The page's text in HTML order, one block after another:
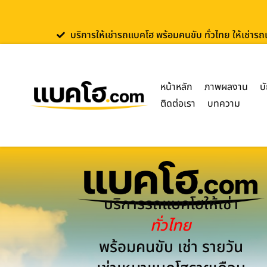
บริการให้เช่ารถแบคโฮ พร้อมคนขับ ทั่วไทย ให้เช่า
หน้าหลัก ภาพผลงาน
ติดต่อเรา
บทความ
บริการรถแบคโฮให้เช่า
ทั่วไทย
พร้อมคนขับ เช่า รายวัน